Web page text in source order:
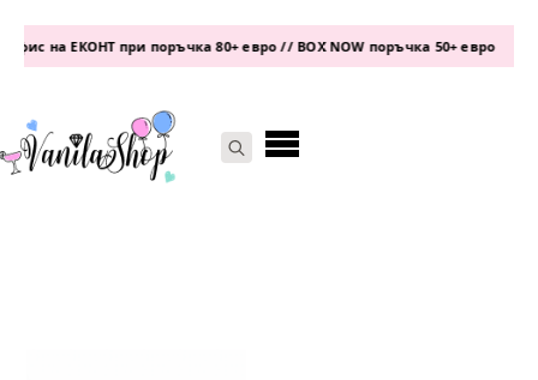
на ЕКОНТ при поръчка 80+ евро // BOX NOW поръчка 50+ евро